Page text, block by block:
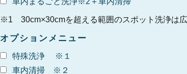
※1 30cm×30cmを超える範囲のスポット洗浄は広
オプションメニュー
特殊洗浄 ※１
車内清掃 ※２